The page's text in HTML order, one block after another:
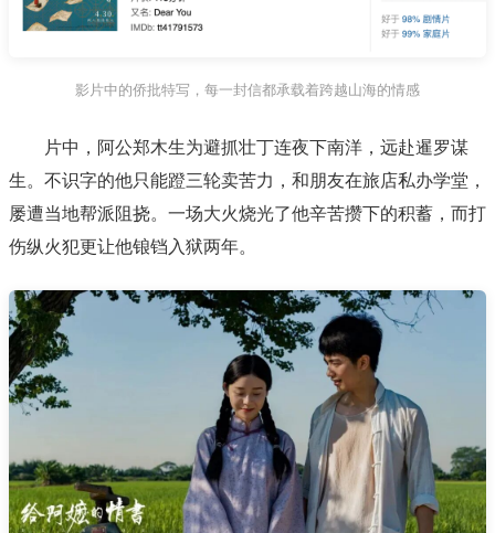
影片中的侨批特写，每一封信都承载着跨越山海的情感
片中，阿公郑木生为避抓壮丁连夜下南洋，远赴暹罗谋
生。不识字的他只能蹬三轮卖苦力，和朋友在旅店私办学堂，
屡遭当地帮派阻挠。一场大火烧光了他辛苦攒下的积蓄，而打
伤纵火犯更让他锒铛入狱两年。